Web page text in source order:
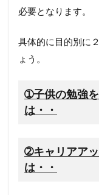
必要となります。
具体的に目的別に
ょう。
➀子供の勉強
は・・
➁キャリアア
は・・